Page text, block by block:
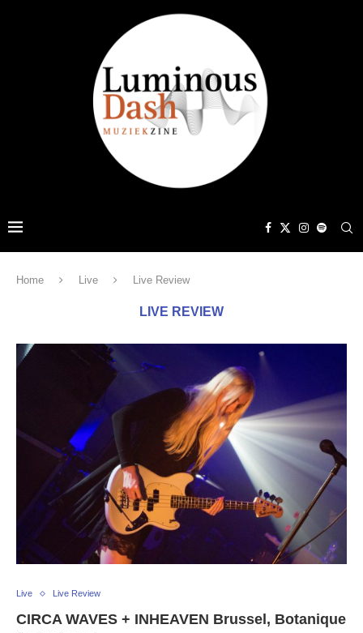
Home Live Live Review
LIVE REVIEW
Live Live Review
CIRCA WAVES + INHEAVEN Brussel, Botanique